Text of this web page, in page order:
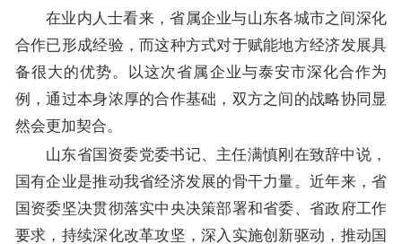
在业内人士看来，省属企业与山东各城市之间深化
合作已形成经验，而这种方式对于赋能地方经济发展具
备很大的优势。以这次省属企业与泰安市深化合作为
例，通过本身浓厚的合作基础，双方之间的战略协同显
然会更加契合。
山东省国资委党委书记、主任满慎刚在致辞中说，
国有企业是推动我省经济发展的骨干力量。近年来，省
国资委坚决贯彻落实中央决策部署和省委、省政府工作
要求，持续深化改革攻坚，深入实施创新驱动，推动国